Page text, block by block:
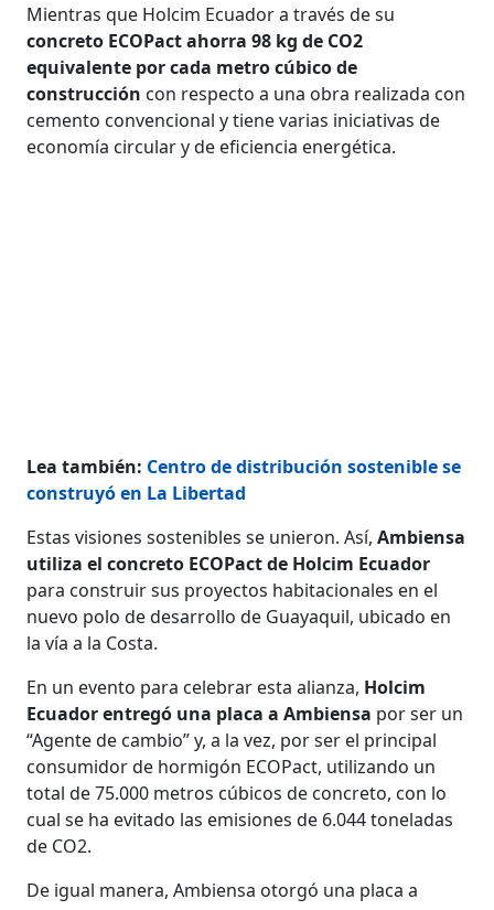
Mientras que Holcim Ecuador a través de su
concreto ECOPact ahorra 98 kg de CO2
equivalente por cada metro cúbico de
construcción con respecto a una obra realizada con
cemento convencional y tiene varias iniciativas de
economía circular y de eficiencia energética.
Lea también: Centro de distribución sostenible se
construyó en La Libertad
Estas visiones sostenibles se unieron. Así,Ambiensa
utiliza el concreto ECOPact de Holcim Ecuador
para construir sus proyectos habitacionales en el
nuevo polo de desarrollo de Guayaquil, ubicado en
la vía a la Costa.
En un evento para celebrar esta alianza, Holcim
Ecuador entregó una placa a Ambiensa por ser un
“Agente de cambio” y, a la vez, por ser el principal
consumidor de hormigón ECOPact, utilizando un
total de 75.000 metros cúbicos de concreto, con lo
cual se ha evitado las emisiones de 6.044 toneladas
de CO2.
De igual manera, Ambiensa otorgó una placa a